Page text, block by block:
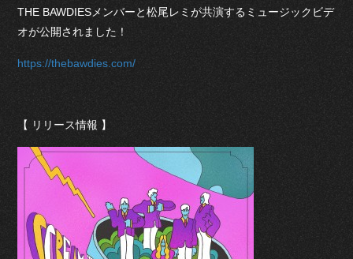
THE BAWDIESメンバーと松尾レミが共演するミュージックビデ
オが公開されました！
https://thebawdies.com/
【 リリース情報 】